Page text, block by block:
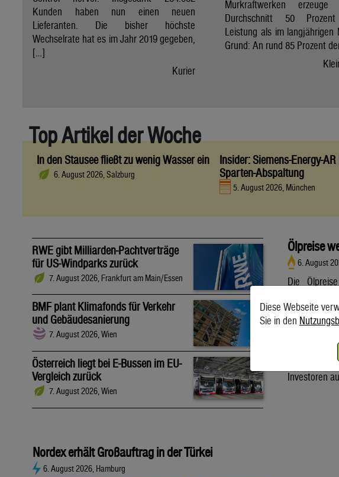
Kunden haben nun einen neuen
Lieferanten. Die bisher höchste
Wechselrate hat es im Jahr 2019 gegeben,
[…]
Kurier
Murkraftwerken
Durchschnitt 50
Leistung als im langjährigen
Grund: An rund 85 Prozent
Top Artikel der Woche
In den Stausee fließt zu wenig Wasser ein
6. August 2026, Salzburg
Insider: Siemens-Energy-
Sparten-Abspaltung
5. August 2026, München
RWE gibt Milliarden-Pachtverträge
für US-Windparks zurück
7. August 2026, Frankfurt am Main/Essen
BMF plant Klimafonds für Verkehr
und Gebäudesanierung
7. August 2026, Wien
Österreich liegt bei E-Bussen im EU-
Vergleich zurück
7. August 2026, Wien
Ölpreise
6. August
Die
Brent aus
Vormittag
80 Dollar.
auf eine
Investoren
Nordex erhält Großauftrag in der Türkei
6. August 2026, Hamburg
Diese Webseite
Sie in den